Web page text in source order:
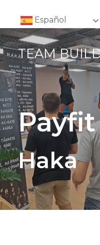
Español
TEAM
Payfit
Haka